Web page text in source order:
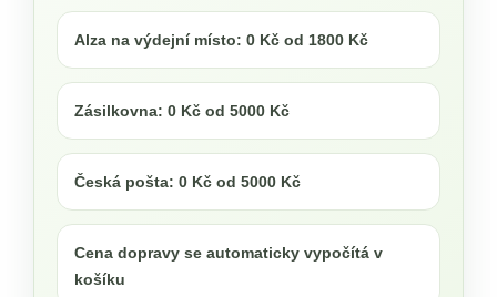
Alza na výdejní místo: 0 Kč od 1800 Kč
Zásilkovna: 0 Kč od 5000 Kč
Česká pošta: 0 Kč od 5000 Kč
Cena dopravy se automaticky vypočítá v
košíku